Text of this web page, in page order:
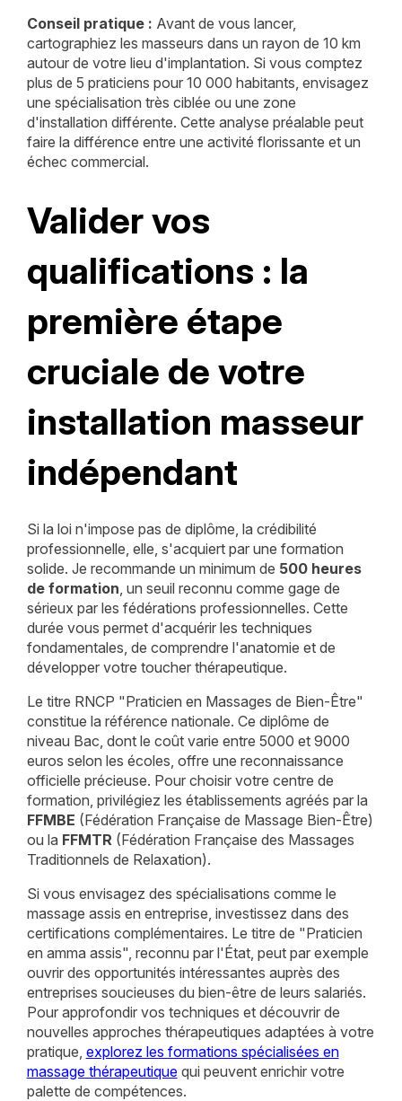
Conseil pratique : Avant de vous lancer,
cartographiez les masseurs dans un rayon de 10 km
autour de votre lieu d'implantation. Si vous comptez
plus de 5 praticiens pour 10 000 habitants, envisagez
une spécialisation très ciblée ou une zone
d'installation différente. Cette analyse préalable peut
faire la différence entre une activité florissante et un
échec commercial.
Valider vos
qualifications : la
première étape
cruciale de votre
installation masseur
indépendant
Si la loi n'impose pas de diplôme, la crédibilité
professionnelle, elle, s'acquiert par une formation
solide. Je recommande un minimum de 500 heures
de formation , un seuil reconnu comme gage de
sérieux par les fédérations professionnelles. Cette
durée vous permet d'acquérir les techniques
fondamentales, de comprendre l'anatomie et de
développer votre toucher thérapeutique.
Le titre RNCP "Praticien en Massages de Bien-Être"
constitue la référence nationale. Ce diplôme de
niveau Bac, dont le coût varie entre 5000 et 9000
euros selon les écoles, offre une reconnaissance
officielle précieuse. Pour choisir votre centre de
formation, privilégiez les établissements agréés par la
FFMBE (Fédération Française de Massage Bien-Être)
ou la FFMTR (Fédération Française des Massages
Traditionnels de Relaxation).
Si vous envisagez des spécialisations comme le
massage assis en entreprise, investissez dans des
certifications complémentaires. Le titre de "Praticien
en amma assis", reconnu par l'État, peut par exemple
ouvrir des opportunités intéressantes auprès des
entreprises soucieuses du bien-être de leurs salariés.
Pour approfondir vos techniques et découvrir de
nouvelles approches thérapeutiques adaptées à votre
pratique, explorez les formations spécialisées en
massage thérapeutiquequi peuvent enrichir votre
palette de compétences.